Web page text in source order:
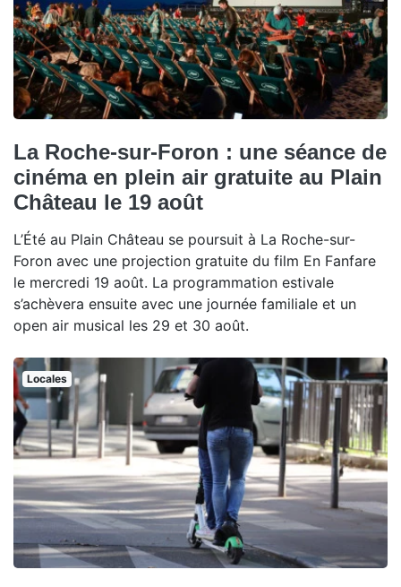
La Roche-sur-Foron : une séance de
cinéma en plein air gratuite au Plain
Château le 19 août
L’Été au Plain Château se poursuit à La Roche-sur-
Foron avec une projection gratuite du film En Fanfare
le mercredi 19 août. La programmation estivale
s’achèvera ensuite avec une journée familiale et un
open air musical les 29 et 30 août.
Locales